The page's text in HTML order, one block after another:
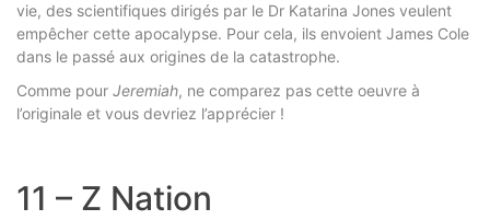
vie, des scientifiques dirigés par le Dr Katarina Jones veulent
empêcher cette apocalypse. Pour cela, ils envoient James Cole
dans le passé aux origines de la catastrophe.
Comme pour Jeremiah, ne comparez pas cette oeuvre à
l’originale et vous devriez l’apprécier !
11 – Z Nation